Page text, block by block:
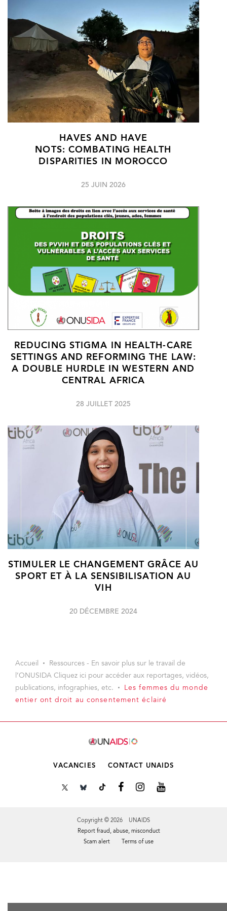
HAVES AND HAVE
NOTS: COMBATING HEALTH
DISPARITIES IN MOROCCO
25 JUIN 2026
REDUCING STIGMA IN HEALTH-CARE
SETTINGS AND REFORMING THE LAW:
A DOUBLE HURDLE IN WESTERN AND
CENTRAL AFRICA
28 JUILLET 2025
STIMULER LE CHANGEMENT GRÂCE AU
SPORT ET À LA SENSIBILISATION AU
VIH
20 DÉCEMBRE 2024
Accueil
Ressources - En savoir plus sur le travail de
l’ONUSIDA Cliquez ici pour accéder aux reportages, vidéos,
publications, infographies, etc.
Les femmes du monde
entier ont droit au consentement éclairé
VACANCIES CONTACT UNAIDS
Copyright © 2026 UNAIDS
Report fraud, abuse, misconduct
Scam alert
Terms of use